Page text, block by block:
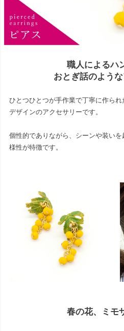
職人によるハ
おとぎ話のよう
ひとつひとつが手作業で丁寧に作ら
デザインのアクセサリーです。
個性的でありながら、シーンや装い
様性が特徴です。
春の花、ミモ